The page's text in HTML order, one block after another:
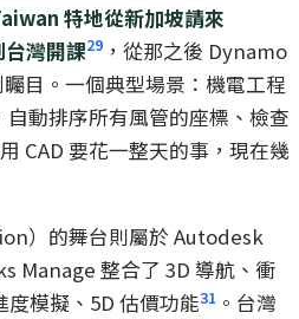
特地從新加坡請來
灣開課29 ，從那之後 Dynamo
目。一個典型場景：機電工程
動排序所有風管的座標、檢查
CAD 要花一整天的事，現在幾
）的舞台則屬於 Autodesk
Manage 整合了 3D 導航、衝
模擬、5D 估價功能31 。台灣